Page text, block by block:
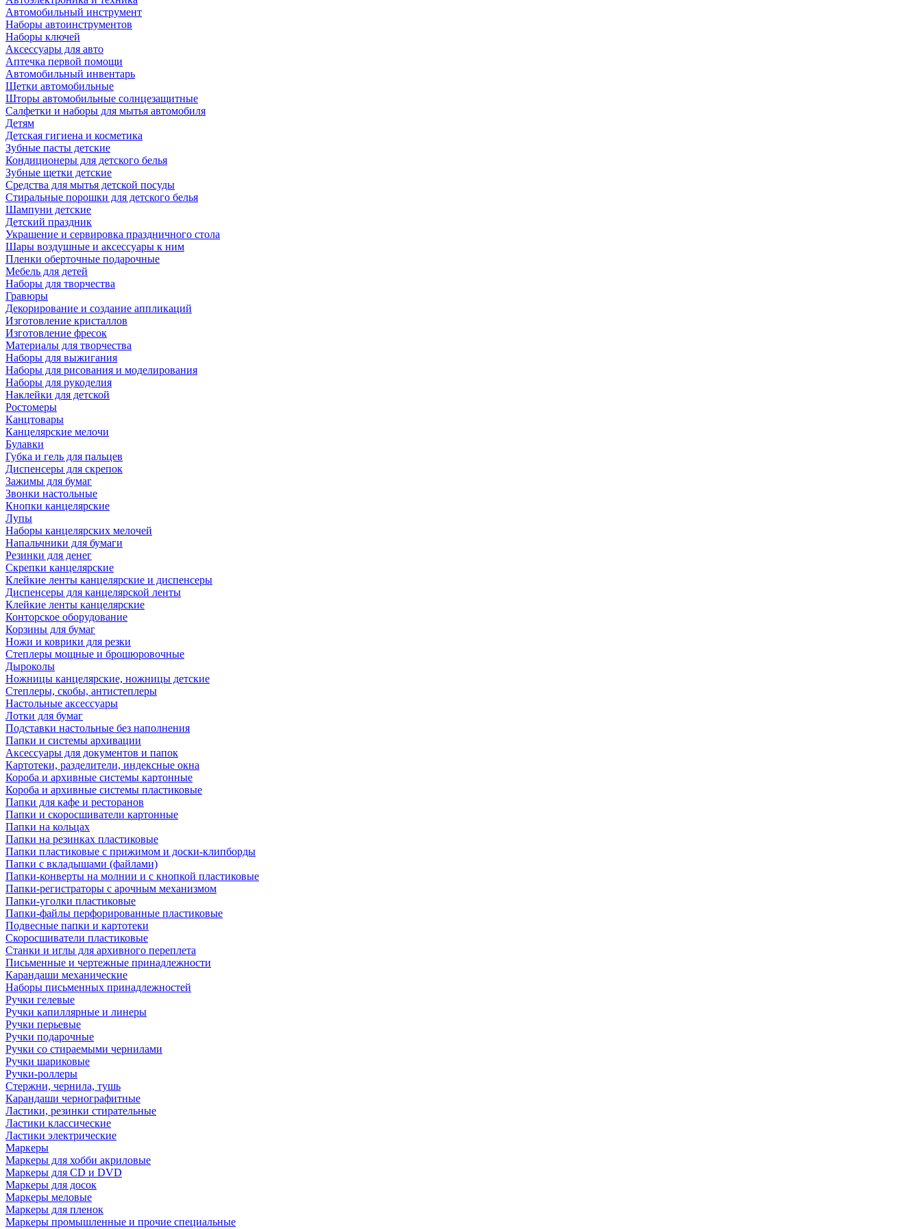
Автомобильный инструмент
Наборы автоинструментов
Наборы ключей
Аксессуары для авто
Аптечка первой помощи
Автомобильный инвентарь
Щетки автомобильные
Шторы автомобильные солнцезащитные
Салфетки и наборы для мытья автомобиля
Детям
Детская гигиена и косметика
Зубные пасты детские
Кондиционеры для детского белья
Зубные щетки детские
Средства для мытья детской посуды
Стиральные порошки для детского белья
Шампуни детские
Детский праздник
Украшение и сервировка праздничного стола
Шары воздушные и аксессуары к ним
Пленки оберточные подарочные
Мебель для детей
Наборы для творчества
Гравюры
Декорирование и создание аппликаций
Изготовление кристаллов
Изготовление фресок
Материалы для творчества
Наборы для выжигания
Наборы для рисования и моделирования
Наборы для рукоделия
Наклейки для детской
Ростомеры
Канцтовары
Канцелярские мелочи
Булавки
Губка и гель для пальцев
Диспенсеры для скрепок
Зажимы для бумаг
Звонки настольные
Кнопки канцелярские
Лупы
Наборы канцелярских мелочей
Напальчники для бумаги
Резинки для денег
Скрепки канцелярские
Клейкие ленты канцелярские и диспенсеры
Диспенсеры для канцелярской ленты
Клейкие ленты канцелярские
Конторское оборудование
Корзины для бумаг
Ножи и коврики для резки
Степлеры мощные и брошюровочные
Дыроколы
Ножницы канцелярские, ножницы детские
Степлеры, скобы, антистеплеры
Настольные аксессуары
Лотки для бумаг
Подставки настольные без наполнения
Папки и системы архивации
Аксессуары для документов и папок
Картотеки, разделители, индексные окна
Короба и архивные системы картонные
Короба и архивные системы пластиковые
Папки для кафе и ресторанов
Папки и скоросшиватели картонные
Папки на кольцах
Папки на резинках пластиковые
Папки пластиковые с прижимом и доски-клипборды
Папки с вкладышами (файлами)
Папки-конверты на молнии и с кнопкой пластиковые
Папки-регистраторы с арочным механизмом
Папки-уголки пластиковые
Папки-файлы перфорированные пластиковые
Подвесные папки и картотеки
Скоросшиватели пластиковые
Станки и иглы для архивного переплета
Письменные и чертежные принадлежности
Карандаши механические
Наборы письменных принадлежностей
Ручки гелевые
Ручки капиллярные и линеры
Ручки перьевые
Ручки подарочные
Ручки со стираемыми чернилами
Ручки шариковые
Ручки-роллеры
Стержни, чернила, тушь
Карандаши чернографитные
Ластики, резинки стирательные
Ластики классические
Ластики электрические
Маркеры
Маркеры для хобби акриловые
Маркеры для CD и DVD
Маркеры для досок
Маркеры меловые
Маркеры для пленок
Маркеры промышленные и прочие специальные